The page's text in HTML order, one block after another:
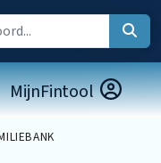
MijnFintool